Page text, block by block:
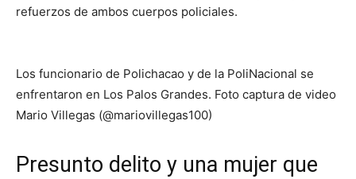
refuerzos de ambos cuerpos policiales.
Los funcionario de Polichacao y de la PoliNacional se
enfrentaron en Los Palos Grandes. Foto captura de video
Mario Villegas (@mariovillegas100)
Presunto delito y una mujer que